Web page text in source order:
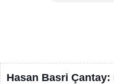
Hasan Basri Çantay: